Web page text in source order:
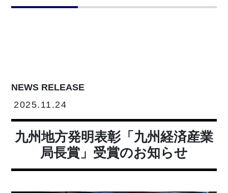
NEWS RELEASE
2025.11.24
九州地方発明表彰「九州経済産業
局長賞」受賞のお知らせ